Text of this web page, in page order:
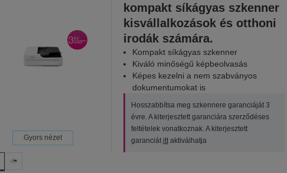
Gyors nézet
kompakt síkágyas szkenner
kisvállalkozások és otthoni
irodák számára.
Kompakt síkágyas szkenner
Kiváló minőségű képbeolvasás
Képes kezelni a nem szabványos
dokumentumokat is
Hosszabbítsa meg szkennere garanciáját 3
évre. A kiterjesztett garanciára szerződéses
feltételek vonatkoznak. A kiterjesztett
garanciát ittaktiválhatja